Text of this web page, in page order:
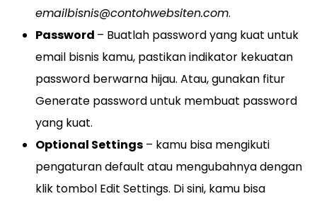
emailbisnis@contohwebsiten.com.
Password – Buatlah password yang kuat untuk
email bisnis kamu, pastikan indikator kekuatan
password berwarna hijau. Atau, gunakan fitur
Generate password untuk membuat password
yang kuat.
Optional Settings – kamu bisa mengikuti
pengaturan default atau mengubahnya dengan
klik tombol Edit Settings. Di sini, kamu bisa